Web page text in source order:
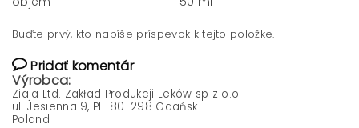
Buďte prvý, kto napíše príspevok k tejto položke.
Pridať komentár
Výrobca:
Ziaja Ltd. Zakład Produkcji Leków sp z o.o.
ul. Jesienna 9, PL-80-298 Gdańsk
Poland